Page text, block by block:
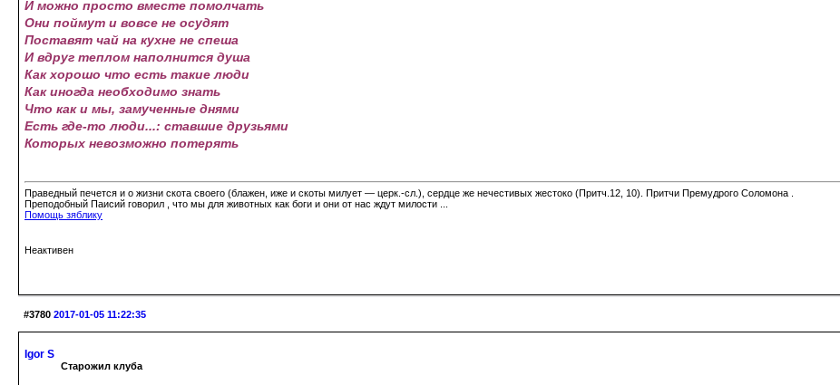
И можно просто вместе помолчать
Они поймут и вовсе не осудят
Поставят чай на кухне не спеша
И вдруг теплом наполнится душа
Как хорошо что есть такие люди
Как иногда необходимо знать
Что как и мы, замученные днями
Есть где-то люди...: ставшие друзьями
Которых невозможно потерять
Праведный печется и о жизни скота своего (блажен, иже и скоты милует ― церк.-сл.), сердце же нечестивых жестоко (Притч.12, 10). Притчи Премудрого Соломона .
Преподобный Паисий говорил , что мы для животных как боги и они от нас ждут милости ...
Помощь зяблику
Неактивен
#3780 2017-01-05 11:22:35
Igor S
Старожил клуба